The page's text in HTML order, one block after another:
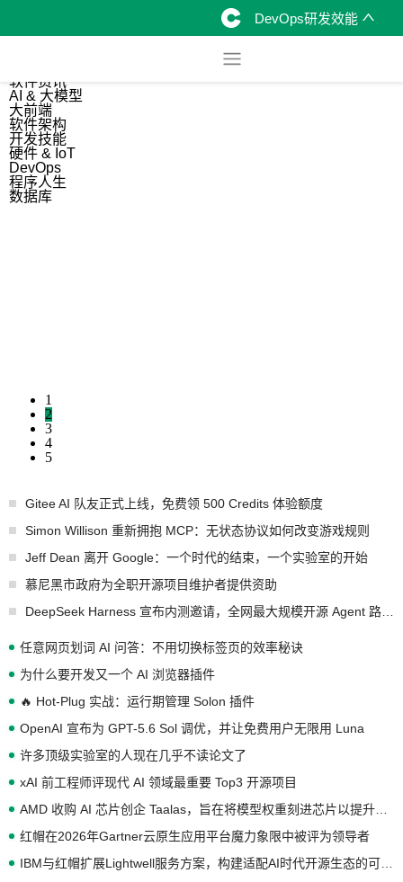
DevOps研发效能
软件资讯
AI & 大模型
大前端
软件架构
开发技能
硬件 & IoT
DevOps
程序人生
数据库
1
2
3
4
5
Gitee AI 队友正式上线，免费领 500 Credits 体验额度
Simon Willison 重新拥抱 MCP：无状态协议如何改变游戏规则
Jeff Dean 离开 Google：一个时代的结束，一个实验室的开始
慕尼黑市政府为全职开源项目维护者提供资助
任意网页划词 AI 问答：不用切换标签页的效率秘诀
为什么要开发又一个 AI 浏览器插件
🔥 Hot-Plug 实战：运行期管理 Solon 插件
OpenAI 宣布为 GPT-5.6 Sol 调优，并让免费用户无限用 Luna
许多顶级实验室的人现在几乎不读论文了
xAI 前工程师评现代 AI 领域最重要 Top3 开源项目
红帽在2026年Gartner云原生应用平台魔力象限中被评为领导者